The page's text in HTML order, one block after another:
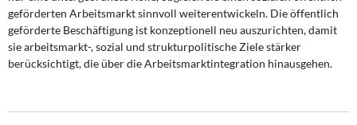
Weitere Themen
Memo-Gruppe
geförderten Arbeitsmarkt sinnvoll weiterentwickeln. Die öffentlich
geförderte Beschäftigung ist konzeptionell neu auszurichten, damit
sie arbeitsmarkt-, sozial und strukturpolitische Ziele stärker
berücksichtigt, die über die Arbeitsmarktintegration hinausgehen.